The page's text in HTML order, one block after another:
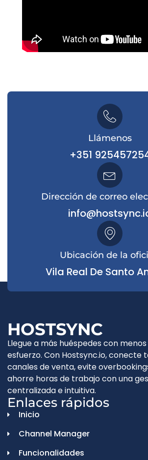
Llámenos
+351
Dirección de correo
Ubicación de la
Vila Real De Santo
HOSTSYNC
Llegue a más huéspedes con menos
esfuerzo. Con Hostsync.io, conecte
canales de venta, evite
ahorre horas de trabajo con una
centralizada e intuitiva.
Enlaces rápidos
Inicio
Channel Manager
Funcionalidades